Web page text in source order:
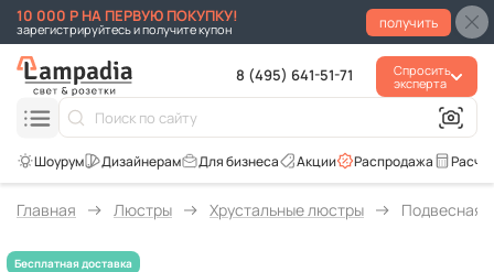
10 000 Р НА ПЕРВУЮ ПОКУПКУ!
зарегистрируйтесь и получите купон получить
8 (495) 641-51-71
Спросить
эксперта
Распродажа
Акции
Для бизнеса
Главная Люстры Хрустальные люстры Подвесная